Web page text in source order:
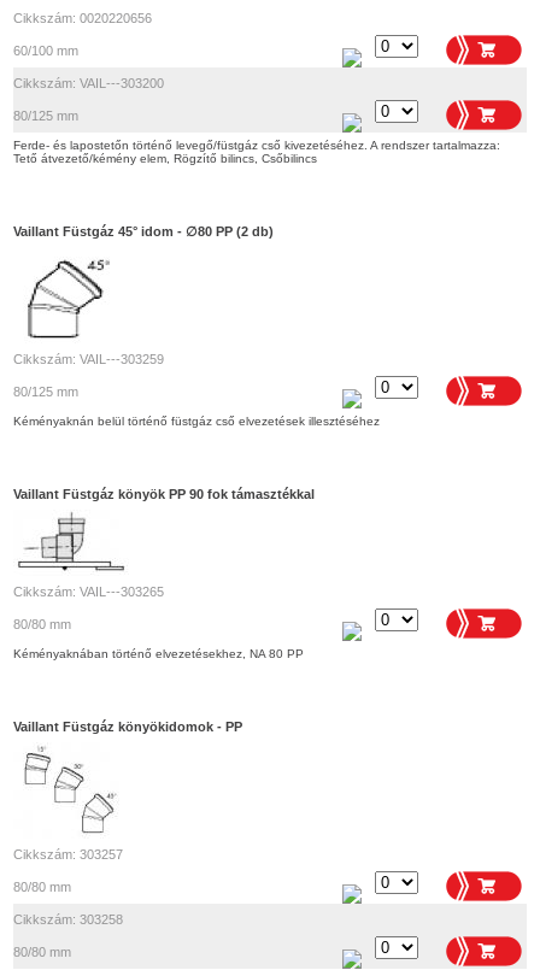
Cikkszám: 0020220656
60/100 mm
Cikkszám: VAIL---303200
80/125 mm
Ferde- és lapostetőn történő levegő/füstgáz cső kivezetéséhez. A rendszer tartalmazza:
Tető átvezető/kémény elem, Rögzítő bilincs, Csőbilincs
Vaillant Füstgáz 45° idom - ∅80 PP (2 db)
Cikkszám: VAIL---303259
80/125 mm
Kéményaknán belül történő füstgáz cső elvezetések illesztéséhez
Vaillant Füstgáz könyök PP 90 fok támasztékkal
Cikkszám: VAIL---303265
80/80 mm
Kéményaknában történő elvezetésekhez, NA 80 PP
Vaillant Füstgáz könyökidomok - PP
Cikkszám: 303257
80/80 mm
Cikkszám: 303258
80/80 mm